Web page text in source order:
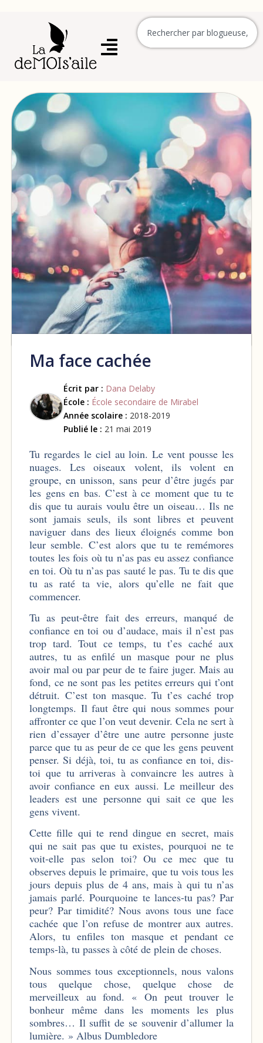
Ma face cachée
Écrit par : Dana Delaby
École : École secondaire de Mirabel
Année scolaire : 2018-2019
Publié le : 21 mai 2019
Tu regardes le ciel au loin. Le vent pousse les
nuages. Les oiseaux volent, ils volent en
groupe, en unisson, sans peur d’être jugés par
les gens en bas. C’est à ce moment que tu te
dis que tu aurais voulu être un oiseau… Ils ne
sont jamais seuls, ils sont libres et peuvent
naviguer dans des lieux éloignés comme bon
leur semble. C’est alors que tu te remémores
toutes les fois où tu n’as pas eu assez confiance
en toi. Où tu n’as pas sauté le pas. Tu te dis que
tu as raté ta vie, alors qu’elle ne fait que
commencer.
Tu as peut-être fait des erreurs, manqué de
confiance en toi ou d’audace, mais il n’est pas
trop tard. Tout ce temps, tu t’es caché aux
autres, tu as enfilé un masque pour ne plus
avoir mal ou par peur de te faire juger. Mais au
fond, ce ne sont pas les petites erreurs qui t’ont
détruit. C’est ton masque. Tu t’es caché trop
longtemps. Il faut être qui nous sommes pour
affronter ce que l’on veut devenir. Cela ne sert à
rien d’essayer d’être une autre personne juste
parce que tu as peur de ce que les gens peuvent
penser. Si déjà, toi, tu as confiance en toi, dis-
toi que tu arriveras à convaincre les autres à
avoir confiance en eux aussi. Le meilleur des
leaders est une personne qui sait ce que les
gens vivent.
Cette fille qui te rend dingue en secret, mais
qui ne sait pas que tu existes, pourquoi ne te
voit-elle pas selon toi? Ou ce mec que tu
observes depuis le primaire, que tu vois tous les
jours depuis plus de 4 ans, mais à qui tu n’as
jamais parlé. Pourquoine te lances-tu pas? Par
peur? Par timidité? Nous avons tous une face
cachée que l’on refuse de montrer aux autres.
Alors, tu enfiles ton masque et pendant ce
temps-là, tu passes à côté de plein de choses.
Nous sommes tous exceptionnels, nous valons
tous quelque chose, quelque chose de
merveilleux au fond. « On peut trouver le
bonheur même dans les moments les plus
sombres… Il suffit de se souvenir d’allumer la
lumière. » Albus Dumbledore